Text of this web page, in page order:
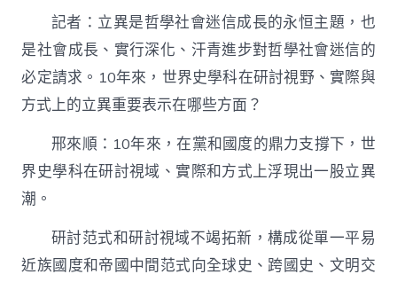
記者：立異是哲學社會迷信成長的永恒主題，也
是社會成長、實行深化、汗青進步對哲學社會迷信的
必定請求。10年來，世界史學科在研討視野、實際與
方式上的立異重要表示在哪些方面？
邢來順：10年來，在黨和國度的鼎力支撐下，世
界史學科在研討視域、實際和方式上浮現出一股立異
潮。
研討范式和研討視域不竭拓新，構成從單一平易
近族國度和帝國中間范式向全球史、跨國史、文明交